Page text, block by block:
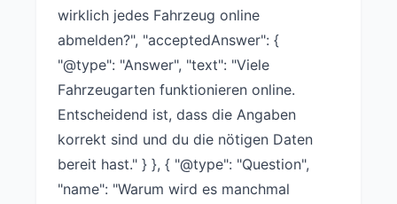
wirklich jedes Fahrzeug online
abmelden?", "acceptedAnswer": {
"@type": "Answer", "text": "Viele
Fahrzeugarten funktionieren online.
Entscheidend ist, dass die Angaben
korrekt sind und du die nötigen Daten
bereit hast." } }, { "@type": "Question",
"name": "Warum wird es manchmal